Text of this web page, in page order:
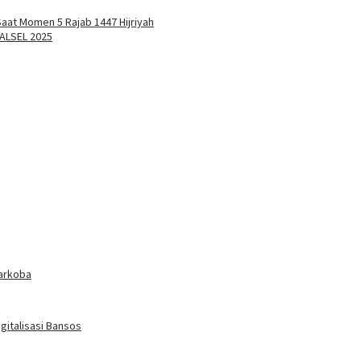
Momen 5 Rajab 1447 Hijriyah
2025
Bansos